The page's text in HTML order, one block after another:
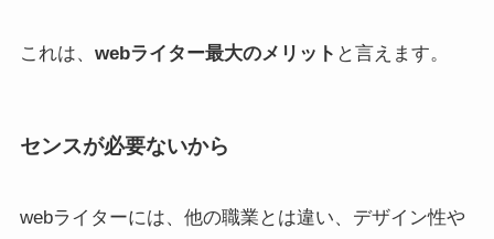
これは、 webライター最大のメリット と言えます。
センスが必要ないから
webライターには、他の職業とは違い、デザイン性や